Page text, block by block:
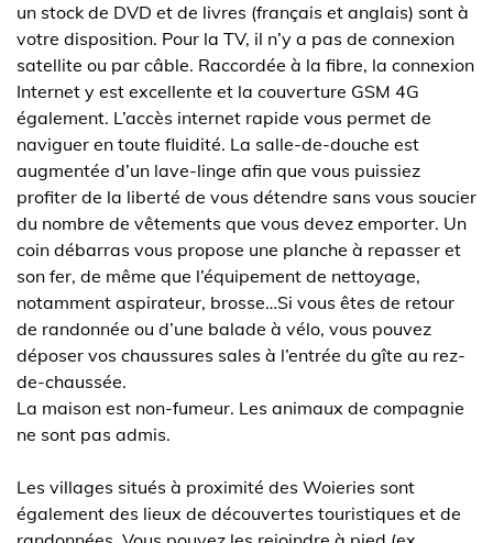
un stock de DVD et de livres (français et anglais) sont à
votre disposition. Pour la TV, il n’y a pas de connexion
satellite ou par câble. Raccordée à la fibre, la connexion
Internet y est excellente et la couverture GSM 4G
également. L’accès internet rapide vous permet de
naviguer en toute fluidité. La salle-de-douche est
augmentée d’un lave-linge afin que vous puissiez
profiter de la liberté de vous détendre sans vous soucier
du nombre de vêtements que vous devez emporter. Un
coin débarras vous propose une planche à repasser et
son fer, de même que l’équipement de nettoyage,
notamment aspirateur, brosse…Si vous êtes de retour
de randonnée ou d’une balade à vélo, vous pouvez
déposer vos chaussures sales à l’entrée du gîte au rez-
de-chaussée.
La maison est non-fumeur. Les animaux de compagnie
ne sont pas admis.
Les villages situés à proximité des Woieries sont
également des lieux de découvertes touristiques et de